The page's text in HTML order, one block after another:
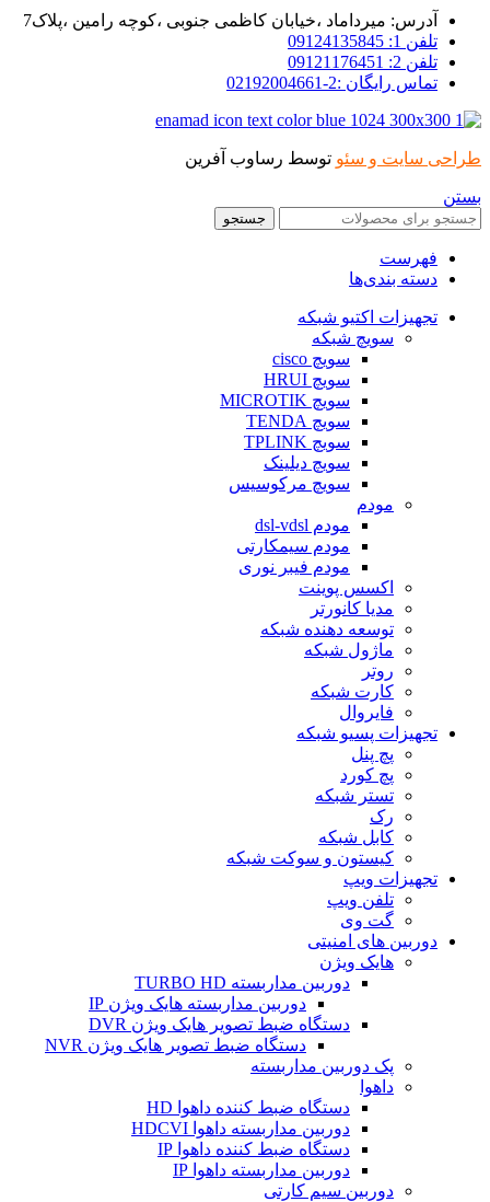
آدرس: میرداماد ،خیابان کاظمی جنوبی ،کوچه رامین ،پلاک7
تلفن 1: 09124135845
تلفن 2: 09121176451
تماس رایگان :2-02192004661
سایت و سئوتوسط رساوب آفرین
جستجو
فهرست
دسته بندی‌ها
تجهیزات اکتیو شبکه
سویچ شبکه
سویچ cisco
سویچ HRUI
سویچ MICROTIK
سویچ TENDA
سویچ TPLINK
سویچ دیلینک
سویچ مرکوسیس
مودم
مودم dsl-vdsl
مودم سیمکارتی
مودم فیبر نوری
اکسس پوینت
مدیا کانورتر
توسعه دهنده شبکه
ماژول شبکه
روتر
کارت شبکه
فایروال
تجهیزات پسیو شبکه
پچ پنل
پچ کورد
تستر شبکه
رک
کابل شبکه
کیستون و سوکت شبکه
تجهیزات ویپ
تلفن ویپ
گت وی
دوربین های امنیتی
هایک ویژن
دوربین مداربسته TURBO HD
دوربین مداربسته هایک ویژن IP
دستگاه ضبط تصویر هایک ویژن DVR
دستگاه ضبط تصویر هایک ویژن NVR
پک دوربین مداربسته
داهوا
دستگاه ضبط کننده داهوا HD
دوربین مداربسته داهوا HDCVI
دستگاه ضبط کننده داهوا IP
دوربین مداربسته داهوا IP
دوربین سیم کارتی